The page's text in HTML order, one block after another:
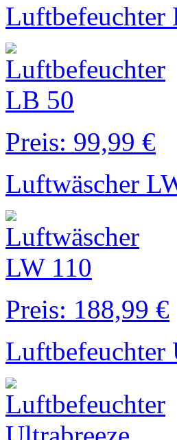
Luftbefeuchter
Preis: 99,99 €
Luftwäscher
Preis: 188,99 €
Luftbefeuchter